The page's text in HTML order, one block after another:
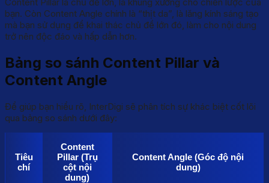
bạn. Còn Content Angle chính là “thịt da”, là lăng kính sáng tạo
mà bạn sử dụng để khai thác chủ đề lớn đó, làm cho nội dung
trở nên độc đáo và hấp dẫn hơn.
Bảng so sánh Content Pillar và
Content Angle
Để giúp bạn hiểu rõ, InterDigi sẽ phân tích sự khác biệt cốt lõi
qua bảng so sánh dưới đây:
Tiêu
chí
Content
Pillar (Trụ
cột nội
dung)
Content Angle (Góc độ nội
dung)